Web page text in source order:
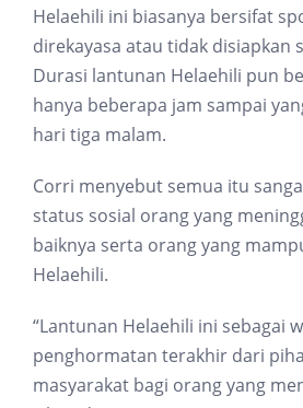
Helaehili ini biasanya bersifat
direkayasa atau tidak disiapkan
Durasi lantunan Helaehili pun
hanya beberapa jam sampai
hari tiga malam.
Corri menyebut semua itu
status sosial orang yang
baiknya serta orang yang
Helaehili.
“Lantunan Helaehili ini sebagai
penghormatan terakhir dari
masyarakat bagi orang yang